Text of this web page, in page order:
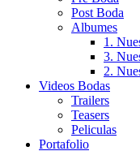
Post Boda
Albumes
1.
3.
2.
Videos Bodas
Trailers
Teasers
Peliculas
Portafolio